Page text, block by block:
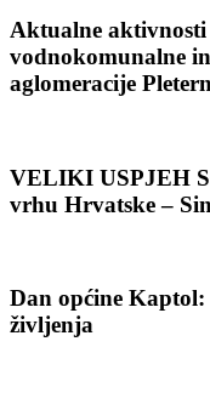
Aktualne
vodnokomunalne
aglomeracije
VELIKI USPJEH
vrhu Hrvatske –
Dan općine
življenja